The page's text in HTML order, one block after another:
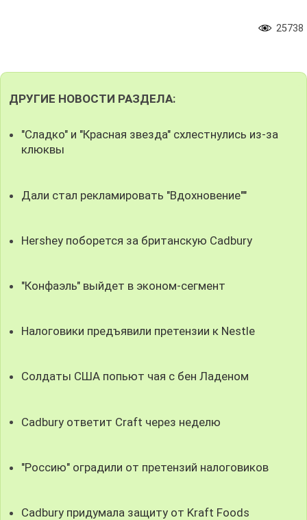
25738
ДРУГИЕ НОВОСТИ РАЗДЕЛА:
"Сладко" и "Красная звезда" схлестнулись из-за
клюквы
Дали стал рекламировать "Вдохновение""
Hershey поборется за британскую Cadbury
"Конфаэль" выйдет в эконом-сегмент
Налоговики предъявили претензии к Nestle
Солдаты США попьют чая с бен Ладеном
Cadbury ответит Craft через неделю
"Россию" оградили от претензий налоговиков
Cadbury придумала защиту от Kraft Foods